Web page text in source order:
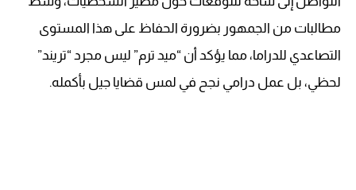
مطالبات من الجمهور بضرورة الحفاظ على هذا المستوى
التصاعدي للدراما، مما يؤكد أن “ميد ترم” ليس مجرد “تريند”
لحظي، بل عمل درامي نجح في لمس قضايا جيل بأكمله.